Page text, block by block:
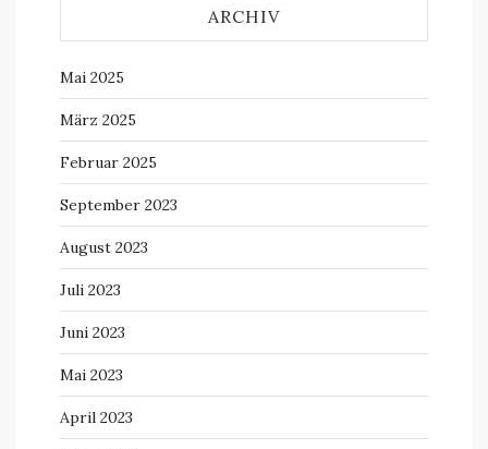
ARCHIV
Mai 2025
März 2025
Februar 2025
September 2023
August 2023
Juli 2023
Juni 2023
Mai 2023
April 2023